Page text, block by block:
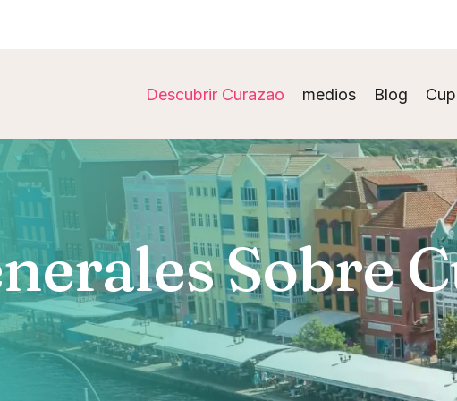
Descubrir Curazao medios Blog
Sobre